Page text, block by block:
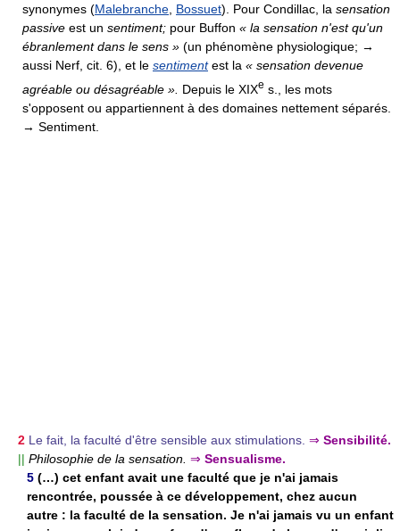
synonymes (Malebranche Bossuet). Pour Condillac, la sensation
passive est un sentiment; pour Buffon « la sensation n'est qu'un
ébranlement dans le sens » (un phénomène physiologique; →
aussi Nerf, cit. 6), et le sentimentest la « sensation devenue
agréable ou désagréable ». Depuis le XIXe s., les mots
s'opposent ou appartiennent à des domaines nettement séparés.
→ Sentiment.
2 Le fait, la faculté d'être sensible aux stimulations. ⇒ Sensibilité.
|| Philosophie de la sensation. ⇒ Sensualisme.
5 (…) cet enfant avait une faculté que je n'ai jamais
rencontrée, poussée à ce développement, chez aucun
autre : la faculté de la sensation. Je n'ai jamais vu un enfant